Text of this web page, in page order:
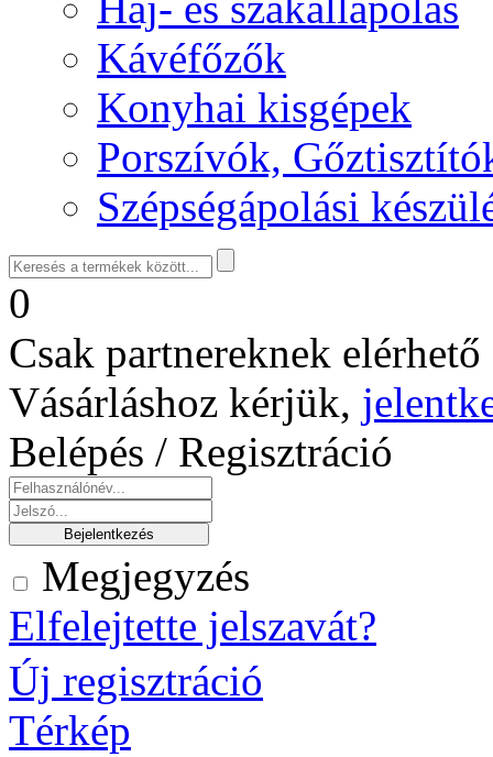
Kávéfőzők
Konyhai kisgépek
Porszívók,
Szépségápolási
0
Csak partnereknek
Vásárláshoz kérjük,
Belépés / Regisztráció
Megjegyzés
Elfelejtette jelszavát?
Új regisztráció
Térkép